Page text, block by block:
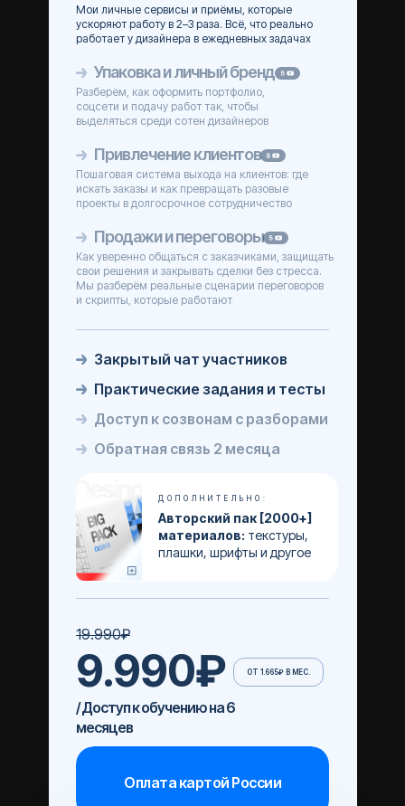
Закрытый чат участников
Практические задания и тесты
Доступ к созвонам с разборами
Обратная связь 2 месяца
Авторский пак [2000+]
материалов: текстуры,
плашки, шрифты и другое
ДОПОЛНИТЕЛЬНО:
/ Доступ к обучению на 6
месяцев
19.990₽
ОТ 1.665₽ В МЕС.
9.990₽
Оплата картой России
Мои личные сервисы и приёмы, которые
ускоряют работу в 2–3 раза. Всё, что реально
работает у дизайнера в ежедневных задачах
Разберём, как оформить портфолио,
соцсети и подачу работ так, чтобы
выделяться среди сотен дизайнеров
Упаковка и личный бренд
Пошаговая система выхода на клиентов: где
искать заказы и как превращать разовые
проекты в долгосрочное сотрудничество
Привлечение клиентов
Как уверенно общаться с заказчиками, защищать
свои решения и закрывать сделки без стресса.
Мы разберём реальные сценарии переговоров
и скрипты, которые работают
Продажи и переговоры